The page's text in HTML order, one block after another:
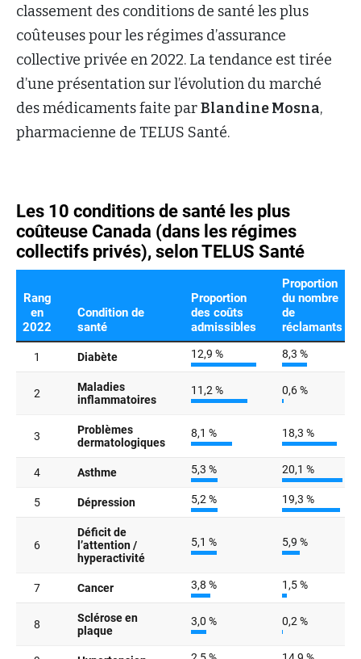
classement des conditions de santé les plus
coûteuses pour les régimes d’assurance
collective privée en 2022. La tendance est tirée
d’une présentation sur l’évolution du marché
des médicaments faite parBlandine Mosna,
pharmacienne de TELUS Santé.